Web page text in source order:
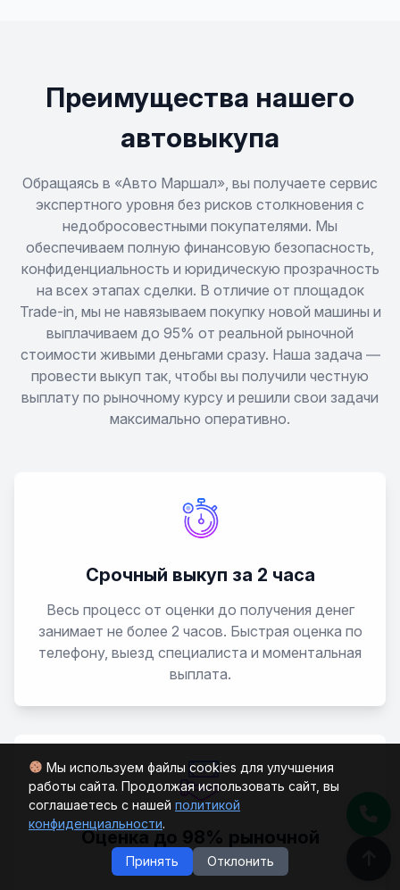
Мы используем файлы cookies для улучшения
работы сайта. Продолжая использовать сайт, вы
соглашаетесь с нашей политикой
конфиденциальности.
Принять Отклонить
Tiggo 7 Pro
Tiggo 7 Pro Max
Tiggo 7L
Tiggo 8
Tiggo 8 Pro
Tiggo 8 Pro Max
Преимущества нашего
автовыкупа
Обращаясь в «Авто Маршал», вы получаете сервис
экспертного уровня без рисков столкновения с
недобросовестными покупателями. Мы
обеспечиваем полную финансовую безопасность,
конфиденциальность и юридическую прозрачность
на всех этапах сделки. В отличие от площадок
Trade-in, мы не навязываем покупку новой машины и
выплачиваем до 95% от реальной рыночной
стоимости живыми деньгами сразу. Наша задача —
провести выкуп так, чтобы вы получили честную
выплату по рыночному курсу и решили свои задачи
максимально оперативно.
Срочный выкуп за 2 часа
Весь процесс от оценки до получения денег
занимает не более 2 часов. Быстрая оценка по
телефону, выезд специалиста и моментальная
выплата.
Оценка до 98% рыночной
стоимости